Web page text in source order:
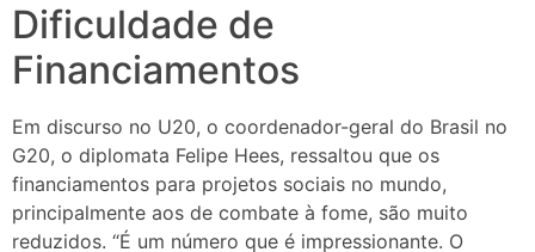
Dificuldade de
Financiamentos
Em discurso no U20, o coordenador-geral do Brasil no
G20, o diplomata Felipe Hees, ressaltou que os
financiamentos para projetos sociais no mundo,
principalmente aos de combate à fome, são muito
reduzidos. “É um número que é impressionante. O